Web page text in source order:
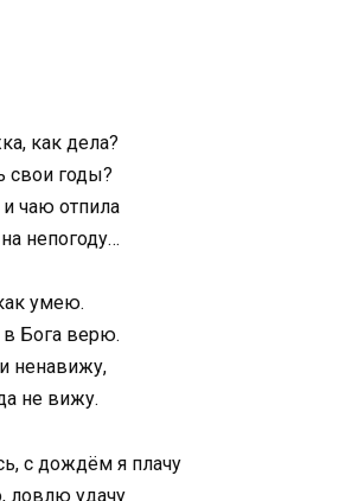
как дела?
свои годы?
чаю отпила
непогоду…
умею.
Бога верю.
ненавижу,
не вижу.
с дождём я плачу
ловлю удачу